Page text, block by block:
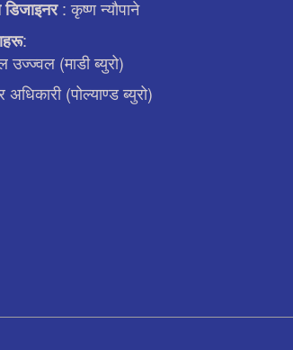
: कृष्ण न्याैपाने
:
उज्ज्वल (माडी ब्युरो)
अधिकारी (पोल्याण्ड ब्युरो)